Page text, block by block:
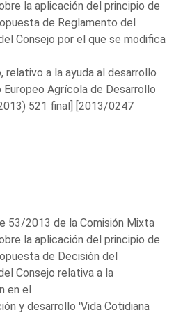
la aplicación del principio de
de Reglamento del
Consejo por el que se modifica
relativo a la ayuda al desarrollo
Agrícola de Desarrollo
521 final] [2013/0247
53/2013 de la Comisión Mixta
la aplicación del principio de
de Decisión del
Consejo relativa a la
en el
y desarrollo 'Vida Cotidiana